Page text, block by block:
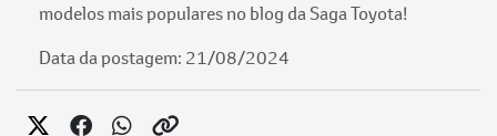
modelos mais populares no blog da Saga Toyota!
Data da postagem: 21/08/2024